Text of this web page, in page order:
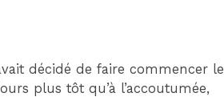
décidé de faire commencer le
plus tôt qu’à l’accoutumée,